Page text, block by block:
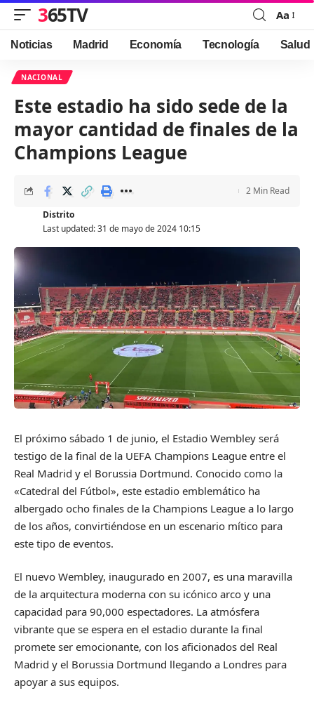
365TV
Font
Resizer
Aa
Noticias Madrid Economía Tecnología Salud
NACIONAL
Este estadio ha sido sede de la
mayor cantidad de finales de la
Champions League
Last updated: 31 de mayo de 2024 10:15
Distrito
2 Min Read
El próximo sábado 1 de junio, el Estadio Wembley será
testigo de la final de la UEFA Champions League entre el
Real Madrid y el Borussia Dortmund. Conocido como la
«Catedral del Fútbol», este estadio emblemático ha
albergado ocho finales de la Champions League a lo largo
de los años, convirtiéndose en un escenario mítico para
este tipo de eventos.
El nuevo Wembley, inaugurado en 2007, es una maravilla
de la arquitectura moderna con su icónico arco y una
capacidad para 90,000 espectadores. La atmósfera
vibrante que se espera en el estadio durante la final
promete ser emocionante, con los aficionados del Real
Madrid y el Borussia Dortmund llegando a Londres para
apoyar a sus equipos.